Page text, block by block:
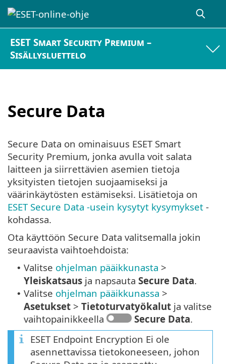
ESET Smart Security Premium –
Sisällysluettelo
Secure Data
Secure Data on ominaisuus ESET Smart
Security Premium, jonka avulla voit salata
laitteen ja siirrettävien asemien tietoja
yksityisten tietojen suojaamiseksi ja
väärinkäytösten estämiseksi. Lisätietoja on
ESET Secure Data -usein kysytyt kysymykset -
kohdassa.
Ota käyttöön Secure Data valitsemalla jokin
seuraavista vaihtoehdoista:
• Valitse ohjelman pääikkunasta >
Yleiskatsaus ja napsauta Secure Data.
• Valitse ohjelman pääikkunassa >
Asetukset > Tietoturvatyökalut ja valitse
vaihtopainikkeella
Secure Data.
ESET Endpoint Encryption Ei ole
asennettavissa tietokoneeseen, johon